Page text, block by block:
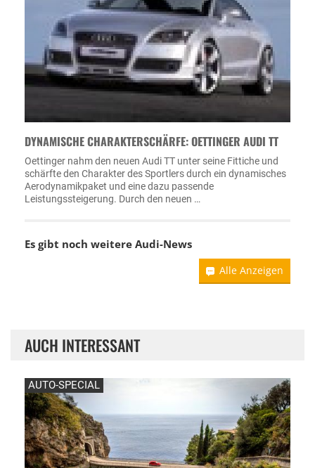
DYNAMISCHE CHARAKTERSCHÄRFE: OETTINGER AUDI TT
Oettinger nahm den neuen Audi TT unter seine Fittiche und
schärfte den Charakter des Sportlers durch ein dynamisches
Aerodynamikpaket und eine dazu passende
Leistungssteigerung. Durch den neuen …
Es gibt noch weitere Audi-News
Alle Anzeigen
AUCH INTERESSANT
AUTO-SPECIAL